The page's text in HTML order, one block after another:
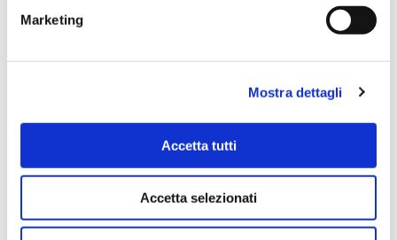
Marketing
Mostra dettagli
Accetta tutti
Accetta selezionati
puntuale e cordiale, spedizione rapida e prodotti
sorprese o ritardi. Servizio affidabile e professionale.
Negozio assolutamente consigliato, acqui..
4 mesi fa